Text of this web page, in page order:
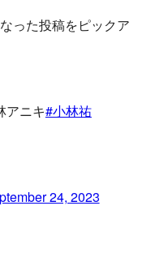
った投稿をピックア
アニキ#小林祐
24, 2023